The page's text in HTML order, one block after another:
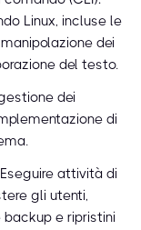
Linux, incluse le
dei
del testo.
dei
di
attività di
gli utenti,
e ripristini